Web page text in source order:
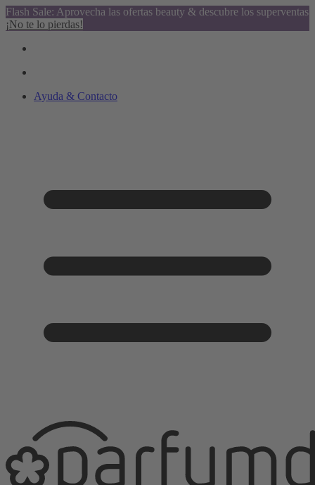
Flash Sale: Aprovecha las ofertas beauty & descubre los superventas
¡No te lo pierdas!
Ayuda & Contacto